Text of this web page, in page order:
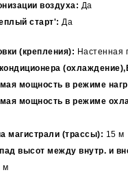
воздуха: Да
старт': Да
(крепления): Настенная
мощность в режиме
мощность в режиме
магистрали (трассы): 15 м
высот между внутр. и
м